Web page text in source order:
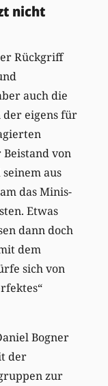
nicht
Rückgriff
auch die
der eigens für
von
aus
das Minis-
Etwas
dann doch
dem
sich von
Bogner
der
zur